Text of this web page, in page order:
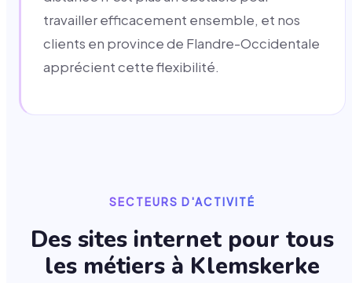
travailler efficacement ensemble, et nos
clients en province de Flandre-Occidentale
apprécient cette flexibilité.
SECTEURS D'ACTIVITÉ
Des sites internet pour tous
les métiers à Klemskerke